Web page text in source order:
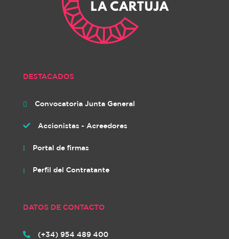
DESTACADOS
 Convocatoria Junta General
 Accionistas - Acreedores
l Portal de firmas
i Perfil del Contratante
DATOS DE CONTACTO
 (+34) 954 489 400